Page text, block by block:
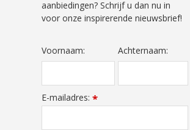
aanbiedingen? Schrijf u dan nu in
voor onze inspirerende nieuwsbrief!
Voornaam: Achternaam:
E-mailadres: *